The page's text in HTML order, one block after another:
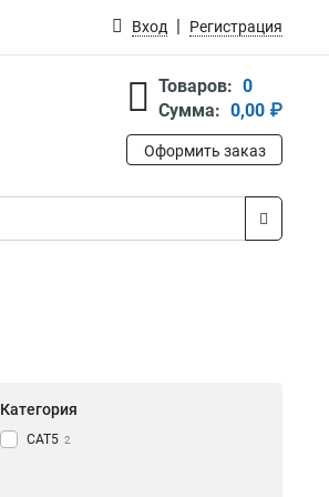
Вход Регистрация
Товаров: 0
Сумма: 0,00 ₽
Оформить заказ
Категория
CAT5 2